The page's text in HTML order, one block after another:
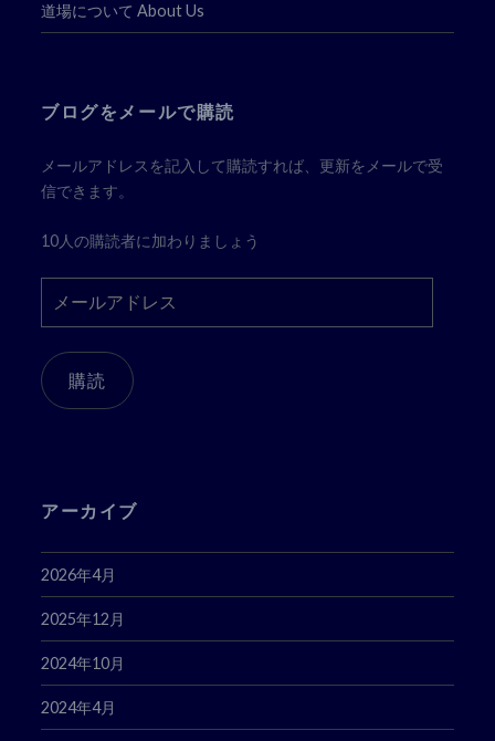
道場について About Us
ブログをメールで購読
メールアドレスを記入して購読すれば、更新をメールで受
信できます。
10人の購読者に加わりましょう
ー
ア
ド
購読
アーカイブ
2026年4月
2025年12月
2024年10月
2024年4月